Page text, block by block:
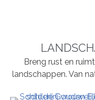
Breng rust en
landschappen. Van